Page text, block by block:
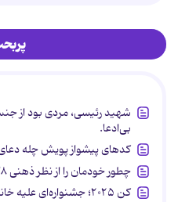
شهید رئیسی، مردی بود از
بی‌ادعا.
کدهای پیشواز پویش چله
چطور خودمان را از نظر ذهنی ۳۸ برابر قوی‌تر کنیم؟
کن ۲۰۲۵؛ جشنواره‌ای علیه خانواده